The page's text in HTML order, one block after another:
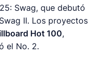
Swag, que debutó
Swag II. Los proyectos
Hot 100,
el No. 2.